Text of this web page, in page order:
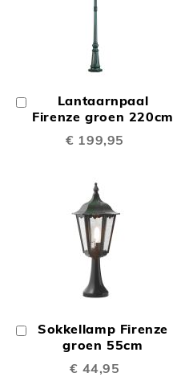
Lantaarnpaal
Firenze groen 220cm
€ 199,95
Winkelwagen
Sokkellamp Firenze
groen 55cm
€ 44,95
In
Winkelwagen